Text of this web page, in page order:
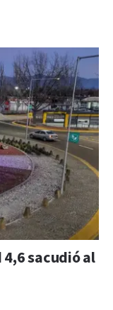
sacudió al